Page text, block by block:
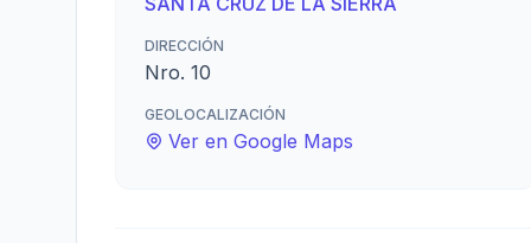
DIRECCIÓN
Nro. 10
GEOLOCALIZACIÓN
Ver en Google Maps